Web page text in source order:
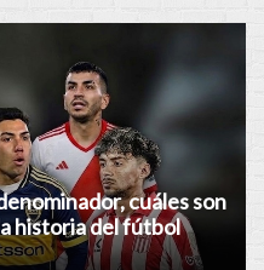
cuáles son
historia del fútbol